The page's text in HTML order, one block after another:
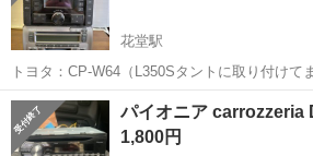
花堂駅
トヨタ：CP-W64（L350Sタントに取り付けて
86180‐B2200 （L350Sタント純正） ホンダ：
ットに付いてました） 取り外すまでは正常に
福井 福井市 花堂駅
1,800円